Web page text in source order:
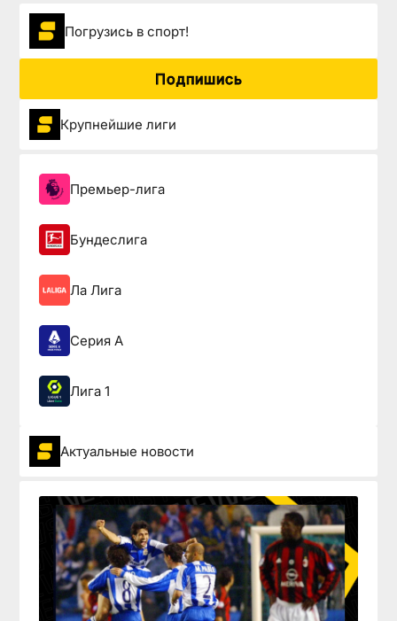
Погрузиcь в спорт!
Подпишись
Крупнейшие лиги
Премьер-лига
Бундеслига
Ла Лига
Серия А
Лига 1
Актуальные новости